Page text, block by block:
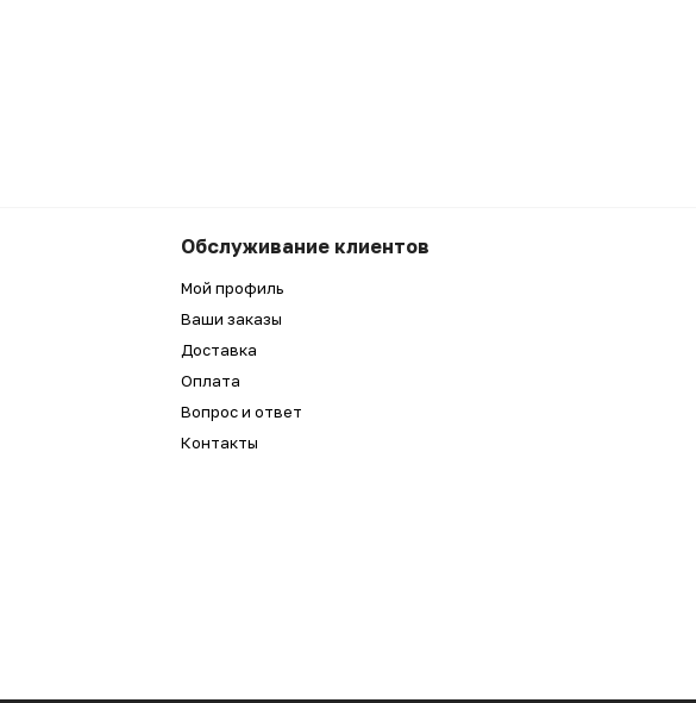
Обслуживание клиентов
Мой профиль
Ваши заказы
Доставка
Оплата
Вопрос и ответ
Контакты